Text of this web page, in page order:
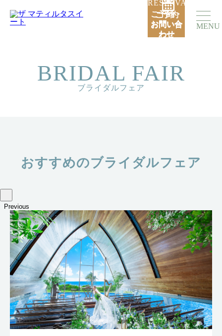
RESERVATION
ご予約・
お問い合
わせ
ご予約
お問い合
わせ
MENU
BRIDAL FAIR
ブライダルフェア
おすすめのブライダルフェア
Previous